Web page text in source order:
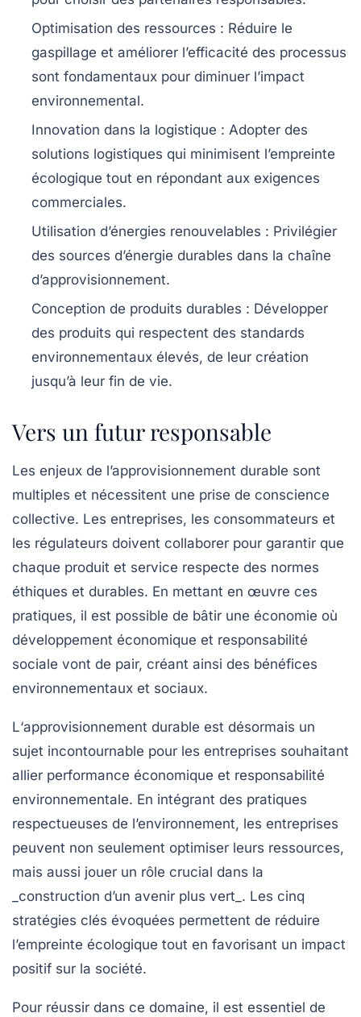
Optimisation des ressources : Réduire le
gaspillage et améliorer l’efficacité des processus
sont fondamentaux pour diminuer l’impact
environnemental.
Innovation dans la logistique : Adopter des
solutions logistiques qui minimisent l’empreinte
écologique tout en répondant aux exigences
commerciales.
Utilisation d’énergies renouvelables : Privilégier
des sources d’énergie durables dans la chaîne
d’approvisionnement.
Conception de produits durables : Développer
des produits qui respectent des standards
environnementaux élevés, de leur création
jusqu’à leur fin de vie.
Vers un futur responsable
Les enjeux de l’approvisionnement durable sont
multiples et nécessitent une prise de conscience
collective. Les entreprises, les consommateurs et
les régulateurs doivent collaborer pour garantir que
chaque produit et service respecte des normes
éthiques et durables. En mettant en œuvre ces
pratiques, il est possible de bâtir une économie où
développement économique et responsabilité
sociale vont de pair, créant ainsi des bénéfices
environnementaux et sociaux.
L‘approvisionnement durable est désormais un
sujet incontournable pour les entreprises souhaitant
allier performance économique et responsabilité
environnementale. En intégrant des pratiques
respectueuses de l’environnement, les entreprises
peuvent non seulement optimiser leurs ressources,
mais aussi jouer un rôle crucial dans la
_construction d’un avenir plus vert_. Les cinq
stratégies clés évoquées permettent de réduire
l’empreinte écologique tout en favorisant un impact
positif sur la société.
Pour réussir dans ce domaine, il est essentiel de